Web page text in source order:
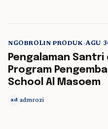
NGOBROLIN PRODUK•AGU
Pengalaman
Program
School Al Masoem
ad admrozi